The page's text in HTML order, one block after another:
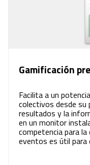
Gamificación
Facilita a un
colectivos desde
resultados y la
en un monitor
competencia para
eventos es útil para